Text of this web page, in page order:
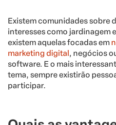
Existem comunidades sobre
interesses como jardinagem
existem aquelas focadas em
marketing digital , negócios
software. E o mais
tema, sempre existirão
participar.